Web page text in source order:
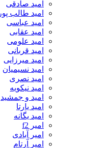
امید صادقی
امید طالب پور
امید عباسی
امید عقابی
امید علومی
امید قربانی
امید میرزایی
امید نسیمیان
امید نصری
امید نیکویه
امید و جمشید
امید یارتا
امید یگانه
امیر f2
امیر آبادی
امیر آرتام